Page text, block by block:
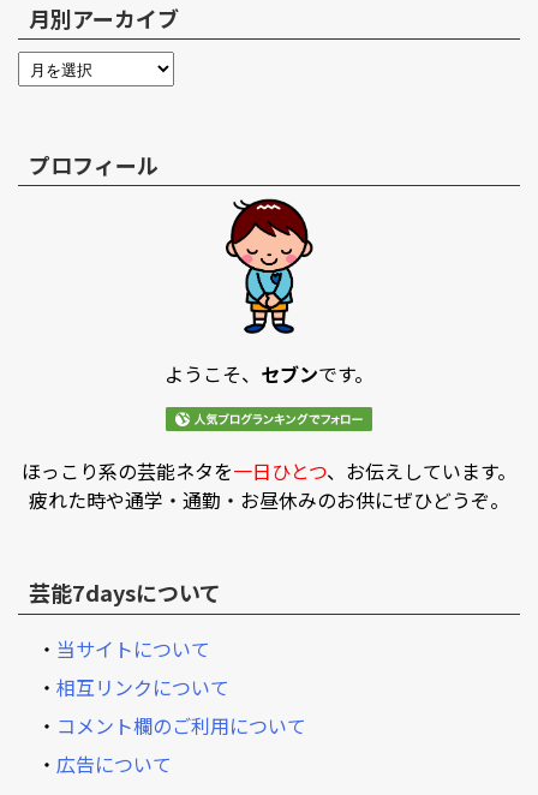
月別アーカイブ
プロフィール
ようこそ、 セブンです。
ほっこり系の芸能ネタを一日ひとつ、お伝えしています。
疲れた時や通学・通勤・お昼休みのお供にぜひどうぞ。
芸能7daysについて
・ 当サイトについて
・ 相互リンクについて
・ コメント欄のご利用について
・ 広告について